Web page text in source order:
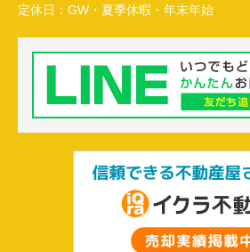
定休日： GW・夏季休暇・年末年始